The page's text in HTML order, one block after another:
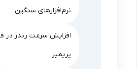
نرم‌افزارهای سنگین
افزایش سرعت رندر در
پریمیر